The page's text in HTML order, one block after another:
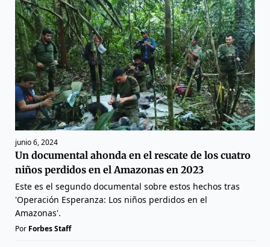
junio 6, 2024
Un documental ahonda en el rescate de los cuatro
niños perdidos en el Amazonas en 2023
Este es el segundo documental sobre estos hechos tras
'Operación Esperanza: Los niños perdidos en el
Amazonas'.
Por Forbes Staff